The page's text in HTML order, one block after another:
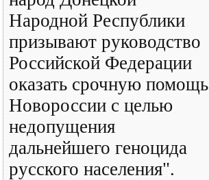
Народной Республики
призывают руководство
Российской Федерации
оказать срочную помощь
Новороссии с целью
недопущения
дальнейшего геноцида
русского населения".